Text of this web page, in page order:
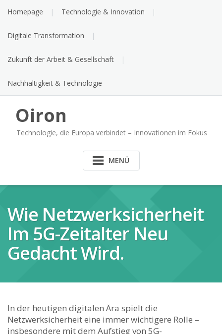
Homepage Technologie & Innovation
Digitale Transformation
Zukunft der Arbeit & Gesellschaft
Nachhaltigkeit & Technologie
Oiron
Technologie, die Europa verbindet – Innovationen im Fokus
MENÜ
Wie Netzwerksicherheit
Im 5G-Zeitalter Neu
Gedacht Wird.
In der heutigen digitalen Ära spielt die
Netzwerksicherheit eine ⁣immer wichtigere ⁤Rolle –
insbesondere mit ‌dem Aufstieg von 5G-